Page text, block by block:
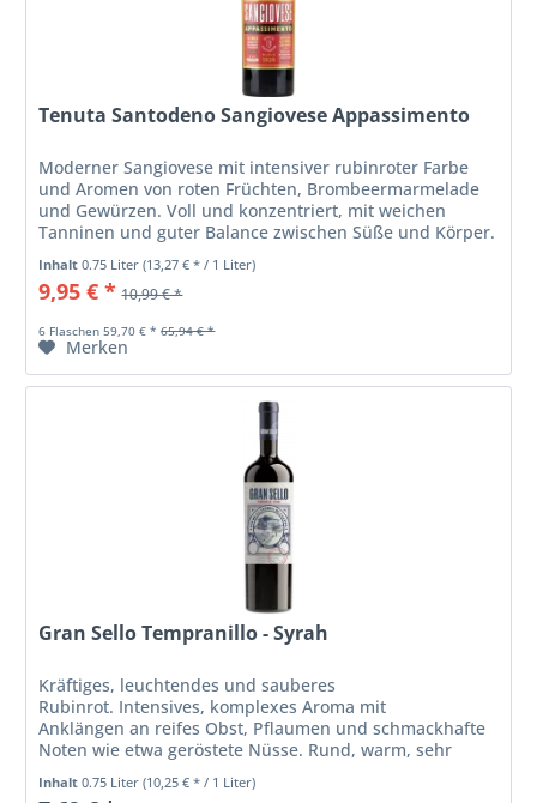
Tenuta Santodeno Sangiovese Appassimento
Moderner Sangiovese mit intensiver rubinroter Farbe
und Aromen von roten Früchten, Brombeermarmelade
und Gewürzen. Voll und konzentriert, mit weichen
Tanninen und guter Balance zwischen Süße und Körper.
Inhalt0.75 Liter(13,27 € * / 1 Liter)
9,95 € * 10,99 € *
6 Flaschen 59,70 € * 65,94 € *
Merken
Gran Sello Tempranillo - Syrah
Kräftiges, leuchtendes und sauberes
Rubinrot. Intensives, komplexes Aroma mit
Anklängen an reifes Obst, Pflaumen und schmackhafte
Noten wie etwa geröstete Nüsse. Rund, warm, sehr
Inhalt0.75 Liter(10,25 € * / 1 Liter)